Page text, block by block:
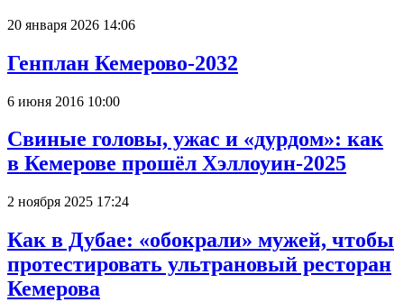
20 января 2026 14:06
Генплан Кемерово-2032
6 июня 2016 10:00
Свиные головы, ужас и «дурдом»: как
в Кемерове прошёл Хэллоуин-2025
2 ноября 2025 17:24
Как в Дубае: «обокрали» мужей, чтобы
протестировать ультрановый ресторан
Кемерова